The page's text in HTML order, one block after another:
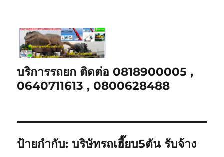
บริการรถยก ติดต่อ 0818900005 ,
0640711613 , 0800628488
ป้ายกำกับ:บริษัทรถเฮี๊ยบ5ตัน รับจ้าง